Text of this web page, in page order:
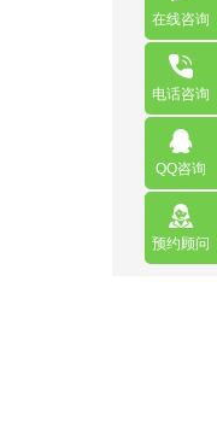
在线咨询
电话咨询
QQ咨询
预约顾问